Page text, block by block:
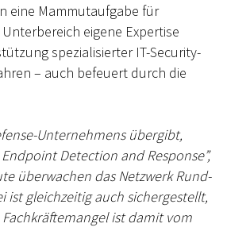
eine Mammutaufgabe für
eigene Expertise
spezialisierter IT-Security-
– auch befeuert durch die
Unternehmens übergibt,
Detection and Response”,
überwachen das Netzwerk Rund-
gleichzeitig auch sichergestellt,
ist damit vom